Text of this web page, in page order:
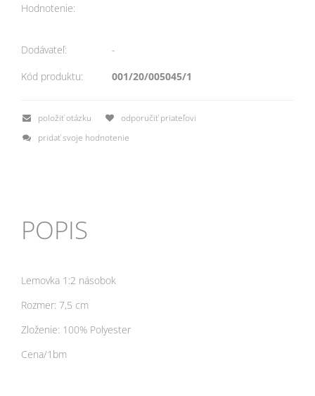
Hodnotenie:
Dodávateľ:
-
Kód produktu:
001/20/005045/1
položiť otázku
odporučiť priateľovi
pridať svoje hodnotenie
POPIS
Lemovka 1:2 násobok
Rozmer: 7,5 cm
Zloženie: 100% Polyester
Cena/1bm